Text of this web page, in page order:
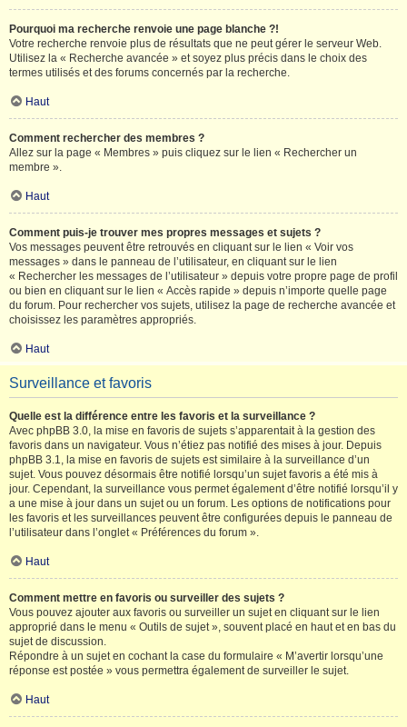
Pourquoi ma recherche renvoie une page blanche ?!
Votre recherche renvoie plus de résultats que ne peut gérer le serveur Web.
Utilisez la « Recherche avancée » et soyez plus précis dans le choix des
termes utilisés et des forums concernés par la recherche.
Haut
Comment rechercher des membres ?
Allez sur la page « Membres » puis cliquez sur le lien « Rechercher un
membre ».
Haut
Comment puis-je trouver mes propres messages et sujets ?
Vos messages peuvent être retrouvés en cliquant sur le lien « Voir vos
messages » dans le panneau de l’utilisateur, en cliquant sur le lien
« Rechercher les messages de l’utilisateur » depuis votre propre page de profil
ou bien en cliquant sur le lien « Accès rapide » depuis n’importe quelle page
du forum. Pour rechercher vos sujets, utilisez la page de recherche avancée et
choisissez les paramètres appropriés.
Haut
Surveillance et favoris
Quelle est la différence entre les favoris et la surveillance ?
Avec phpBB 3.0, la mise en favoris de sujets s’apparentait à la gestion des
favoris dans un navigateur. Vous n’étiez pas notifié des mises à jour. Depuis
phpBB 3.1, la mise en favoris de sujets est similaire à la surveillance d’un
sujet. Vous pouvez désormais être notifié lorsqu’un sujet favoris a été mis à
jour. Cependant, la surveillance vous permet également d’être notifié lorsqu’il y
a une mise à jour dans un sujet ou un forum. Les options de notifications pour
les favoris et les surveillances peuvent être configurées depuis le panneau de
l’utilisateur dans l’onglet « Préférences du forum ».
Haut
Comment mettre en favoris ou surveiller des sujets ?
Vous pouvez ajouter aux favoris ou surveiller un sujet en cliquant sur le lien
approprié dans le menu « Outils de sujet », souvent placé en haut et en bas du
sujet de discussion.
Répondre à un sujet en cochant la case du formulaire « M’avertir lorsqu’une
réponse est postée » vous permettra également de surveiller le sujet.
Haut